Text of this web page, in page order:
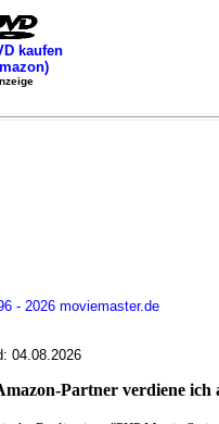
kaufen
- 2026 moviemaster.de
04.08.2026
Partner verdiene